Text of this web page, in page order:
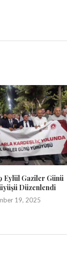
Eylül Gaziler Günü
Düzenlendi
19, 2025